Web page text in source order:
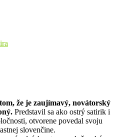
že je zaujímavý, novátorský
Predstavil sa ako ostrý satirik i
otvorene povedal svoju
slovenčine.